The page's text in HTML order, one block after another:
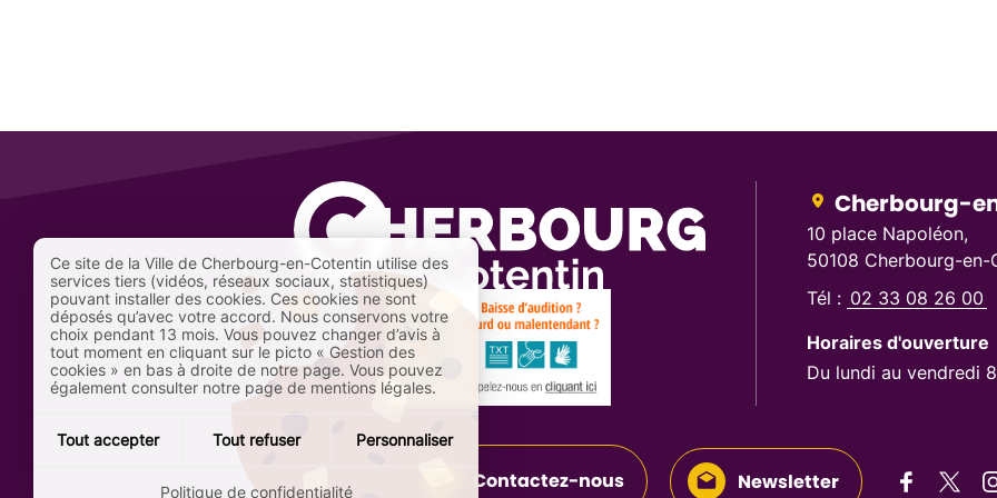
Cherbourg-
10 place Napoléon,
50108 Cherbourg-
Tél : 02 33 08 26 00
Horaires d'ouverture
Du lundi au vendredi
Contactez-nous Newsletter Suivez-
Suivez-
Ce site de la Ville de Cherbourg-en-Cotentin utilise des
services tiers (vidéos, réseaux sociaux, statistiques)
pouvant installer des cookies. Ces cookies ne sont
déposés qu’avec votre accord. Nous conservons votre
choix pendant 13 mois. Vous pouvez changer d’avis à
tout moment en cliquant sur le picto « Gestion des
cookies » en bas à droite de notre page. Vous pouvez
également consulter notre page de mentions légales.
Tout accepter Tout refuser Personnaliser
Politique de confidentialité